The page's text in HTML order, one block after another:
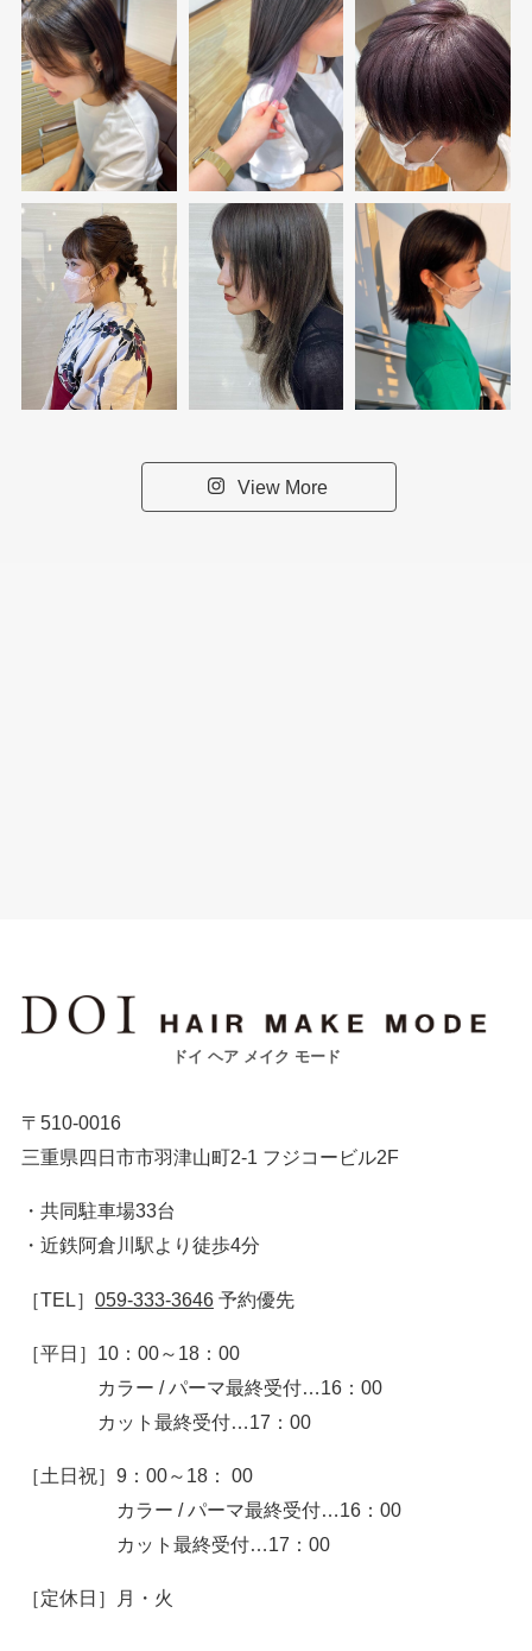
View More
ドイ ヘア メイク モード
〒510-0016
三重県四日市市羽津山町2-1 フジコービル2F
・共同駐車場33台
・近鉄阿倉川駅より徒歩4分
［TEL］ 059-333-3646予約優先
［平日］ 10：00～18：00
カラー / パーマ最終受付…16：00
カット最終受付…17：00
［土日祝］ 9：00～18： 00
カラー / パーマ最終受付…16：00
カット最終受付…17：00
［定休日］月・火